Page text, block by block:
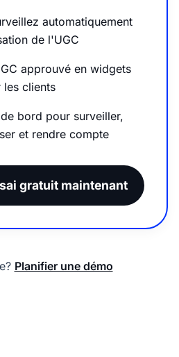
automatiquement
de l'UGC
approuvé en widgets
les clients
bord pour surveiller,
et rendre compte
gratuit maintenant
Planifier une démo